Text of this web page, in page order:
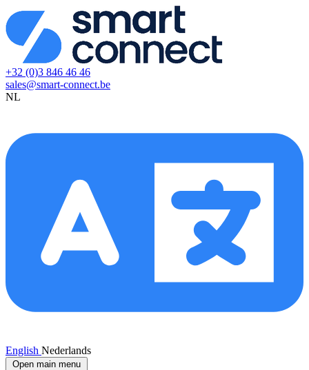
+32 (0)3 846 46 46
sales@smart-connect.be
NL
English Nederlands
Open main menu